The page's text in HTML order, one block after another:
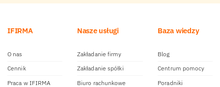
IFIRMA
O nas
Cennik
Praca w IFIRMA
Nasze usługi
Zakładanie firmy
Zakładanie spółki
Biuro rachunkowe
Baza wiedzy
Blog
Centrum pomocy
Poradniki